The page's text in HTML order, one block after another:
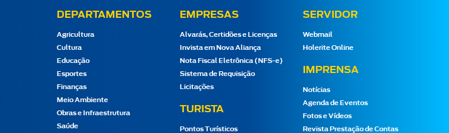
DEPARTAMENTOS
Agricultura
Cultura
Educação
Esportes
Finanças
Meio Ambiente
Obras e Infraestrutura
Saúde
EMPRESAS
Alvarás, Certidões e Licenças
Invista em Nova Aliança
Nota Fiscal Eletrônica (NFS-e)
Sistema de Requisição
Licitações
TURISTA
Pontos Turísticos
SERVIDOR
Webmail
Holerite Online
IMPRENSA
Notícias
Agenda de Eventos
Fotos e Vídeos
Revista Prestação de Contas